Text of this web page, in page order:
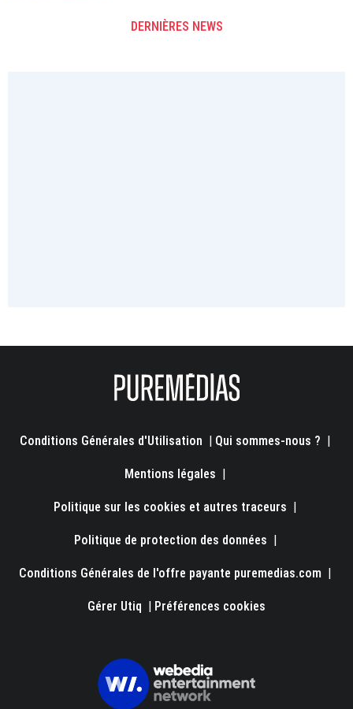
DERNIÈRES NEWS
Conditions Générales d'Utilisation | Qui sommes-nous ? |
Mentions légales |
Politique sur les cookies et autres traceurs |
Politique de protection des données |
Conditions Générales de l'offre payante puremedias.com |
Gérer Utiq | Préférences cookies